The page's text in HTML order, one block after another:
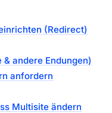
(Redirect)
andere Endungen)
anfordern
Multisite ändern